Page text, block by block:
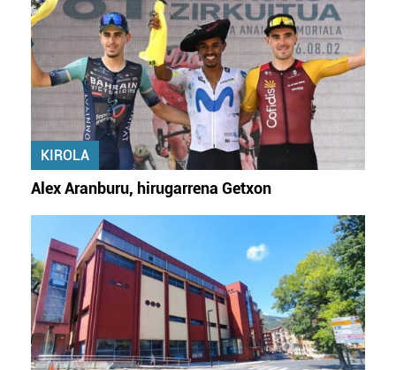
KIROLA
Alex Aranburu, hirugarrena Getxon